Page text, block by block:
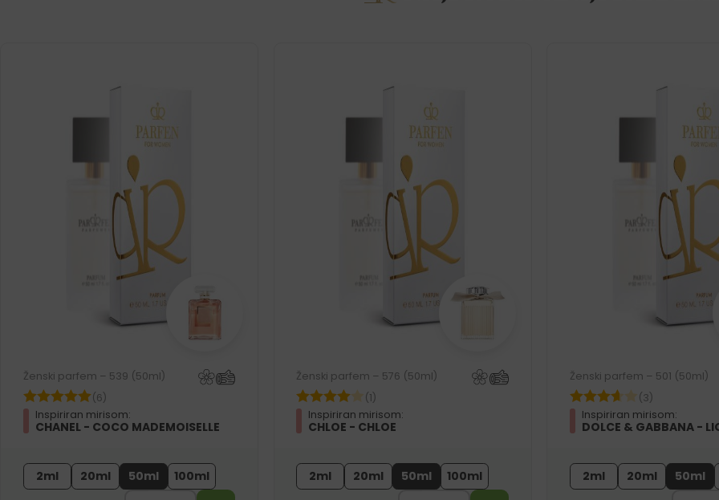
Ženski parfem – 539 (50ml)
(6)
Inspiriran mirisom:
CHANEL - COCO MADEMOISELLE
2ml 20ml 50ml 100ml
Ženski parfem – 576 (50ml)
(1)
Inspiriran mirisom:
CHLOE - CHLOE
2ml 20ml 50ml 100ml
Ženski parfem – 501 (50ml)
(3)
Inspiriran mirisom:
DOLCE & GABBANA -
2ml 20ml 50ml